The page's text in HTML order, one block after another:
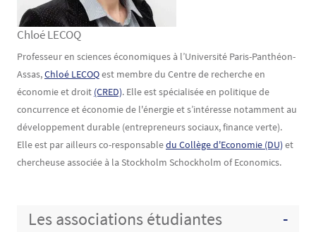
Texte
Chloé LECOQ
Professeur en sciences économiques à l’Université Paris-Panthéon-
Assas,Chloé LECOQest membre du Centre de recherche en
économie et droit (CRED). Elle est spécialisée en politique de
concurrence et économie de l'énergie et s’intéresse notamment au
développement durable (entrepreneurs sociaux, finance verte).
Elle est par ailleurs co-responsabledu Collège d'Economie (DU) et
chercheuse associée à la Stockholm Schockholm of Economics.
Les associations étudiantes